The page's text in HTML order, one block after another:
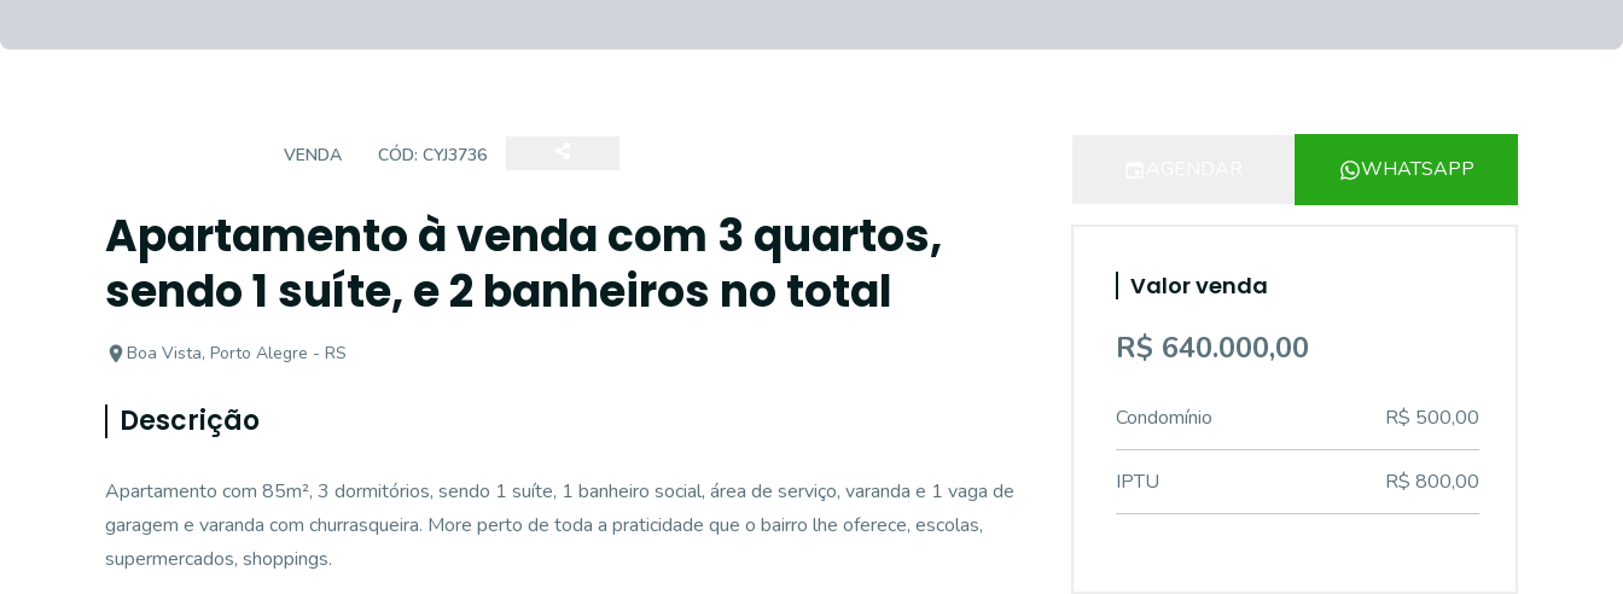
VENDA CÓD: CYJ3736
Apartamento à venda com 3 quartos,
sendo 1 suíte, e 2 banheiros no total
Boa Vista, Porto Alegre - RS
Descrição
Apartamento com 85m², 3 dormitórios, sendo 1 suíte, 1 banheiro social, área de serviço, varanda e 1 vaga de
garagem e varanda com churrasqueira. More perto de toda a praticidade que o bairro lhe oferece, escolas,
supermercados, shoppings.
WHATSAPP
Valor venda
R$ 640.000,00
Condomínio R$ 500,00
IPTU R$ 800,00